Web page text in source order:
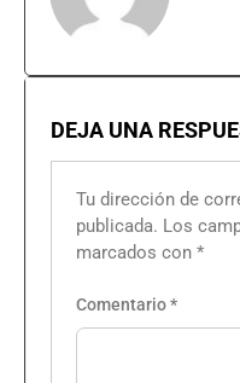
DEJA UNA
Tu dirección de
publicada. Los
marcados con *
Comentario*